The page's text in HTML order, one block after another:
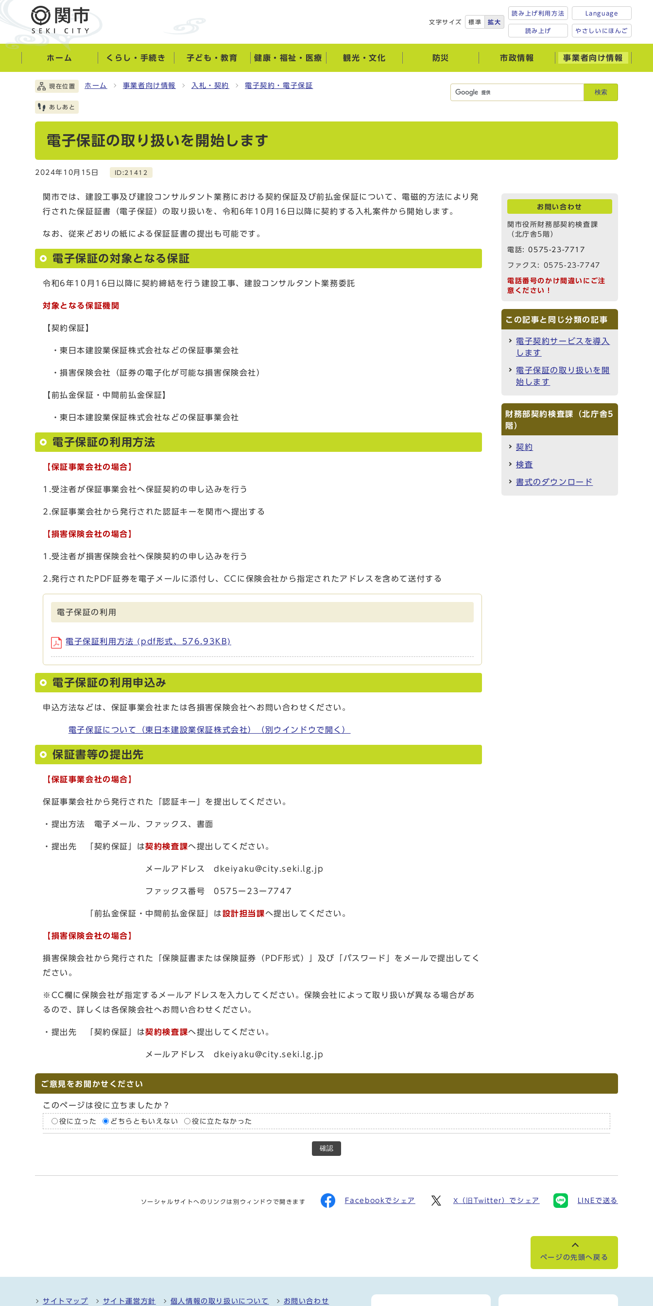
文字サイズ 標準 拡大
読み上げ利用方法
読み上げ
Language
やさしいにほんご
ホーム くらし・手続き 子ども・教育 健康・福祉・医療 観光・文化 防災 市政情報 事業者向け情報
検索
現在位置 ホーム 事業者向け情報 入札・契約 電子契約・電子保証
あしあと
電子保証の取り扱いを開始します
2024年10月15日 ID:21412
関市では、建設工事及び建設コンサルタント業務における契約保証及び前払金保証について、電磁的方法により発
行された保証証書（電子保証）の取り扱いを、令和6年10月16日以降に契約する入札案件から開始します。
なお、従来どおりの紙による保証証書の提出も可能です。
電子保証の対象となる保証
令和6年10月16日以降に契約締結を行う建設工事、建設コンサルタント業務委託
対象となる保証機関
【契約保証】
・東日本建設業保証株式会社などの保証事業会社
・損害保険会社（証券の電子化が可能な損害保険会社）
【前払金保証・中間前払金保証】
・東日本建設業保証株式会社などの保証事業会社
電子保証の利用方法
【保証事業会社の場合】
1.受注者が保証事業会社へ保証契約の申し込みを行う
2.保証事業会社から発行された認証キーを関市へ提出する
【損害保険会社の場合】
1.受注者が損害保険会社へ保険契約の申し込みを行う
2.発行されたPDF証券を電子メールに添付し、CCに保険会社から指定されたアドレスを含めて送付する
電子保証の利用
電子保証利用方法 (pdf形式、576.93KB)
電子保証の利用申込み
申込方法などは、保証事業会社または各損害保険会社へお問い合わせください。
電子保証について（東日本建設業保証株式会社） （別ウインドウで開く）
保証書等の提出先
【保証事業会社の場合】
保証事業会社から発行された「認証キー」を提出してください。
・提出方法 電子メール、ファックス、書面
・提出先 「契約保証」は契約検査課へ提出してください。
メールアドレス dkeiyaku@city.seki.lg.jp
ファックス番号 0575ー23ー7747
「前払金保証・中間前払金保証」は設計担当課へ提出してください。
【損害保険会社の場合】
損害保険会社から発行された「保険証書または保険証券（PDF形式）」及び「パスワード」をメールで提出してく
ださい。
※CC欄に保険会社が指定するメールアドレスを入力してください。保険会社によって取り扱いが異なる場合があ
るので、詳しくは各保険会社へお問い合わせください。
・提出先 「契約保証」は契約検査課へ提出してください。
メールアドレス dkeiyaku@city.seki.lg.jp
お問い合わせ
関市役所財務部契約検査課
（北庁舎5階）
電話:0575-23-7717
ファクス: 0575-23-7747
電話番号のかけ間違いにご注
意ください！
この記事と同じ分類の記事
電子契約サービスを導入
します
電子保証の取り扱いを開
始します
財務部契約検査課（北庁舎5
階）
契約
検査
書式のダウンロード
ご意見をお聞かせください
このページは役に立ちましたか？
役に立った どちらともいえない 役に立たなかった
確認
ソーシャルサイトへのリンクは別ウィンドウで開きます Facebookでシェア X（旧Twitter）でシェア LINEで送る
ページの先頭へ戻る
サイトマップ サイト運営方針 個人情報の取り扱いについて お問い合わせ